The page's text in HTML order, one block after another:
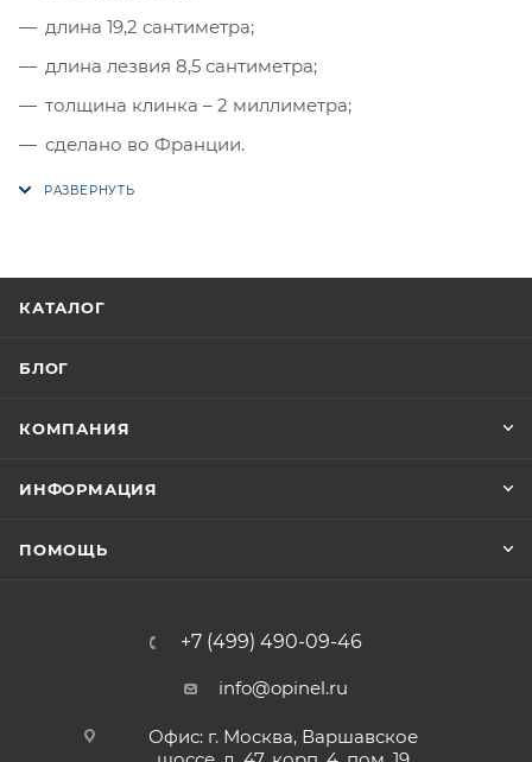
длина 19,2 сантиметра;
длина лезвия 8,5 сантиметра;
толщина клинка – 2 миллиметра;
сделано во Франции.
КАТАЛОГ
БЛОГ
КОМПАНИЯ
ИНФОРМАЦИЯ
ПОМОЩЬ
+7 (499) 490-09-46
info@opinel.ru
Офис: г. Москва, Варшавское